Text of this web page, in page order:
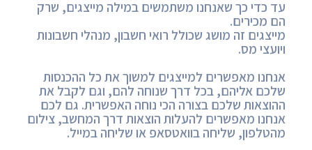
עד כדי כך שאנחנו משתמשים במילה מייצגים, שרק
הם מכירים.
מייצגים זה מושג שכולל רואי חשבון, מנהלי חשבונות
ויועצי מס.
אנחנו מאפשרים למייצגים למשוך את כל ההכנסות
שלכם אליהם, בכל דרך שנוחה להם, וגם לקבל את
ההוצאות שלכם בצורה הכי נוחה האפשרית. גם לכם
אנחנו מאפשרים להעלות הוצאות דרך המחשב, צילום
מהטלפון, שליחה בוואטסאפ או שליחה במייל.